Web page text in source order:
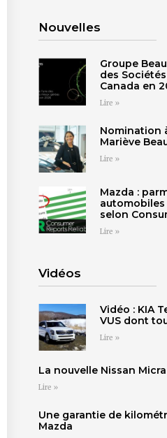
Nouvelles
Groupe
des
Canada en
Lire »
Nomination
Mariève
Lire »
Mazda :
selon
Lire »
Vidéos
Vidéo : KIA
VUS dont
Lire »
La nouvelle Nissan Micra
Lire »
Une garantie de
Mazda
ESTRIE